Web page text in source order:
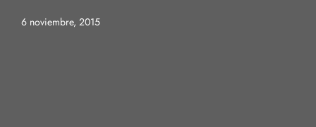
6 noviembre, 2015